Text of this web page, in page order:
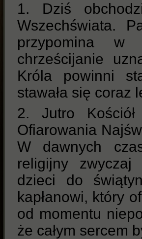
1. Dziś
Wszechświata.
przypomina w
chrześcijanie
Króla powinni
stawała się coraz
2. Jutro
Ofiarowania
W dawnych
religijny zwyczaj
dzieci do
kapłanowi, który
od momentu
że całym sercem